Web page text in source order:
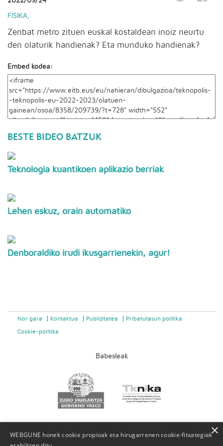
FISIKA
Zenbat metro zituen euskal kostaldean inoiz neurtu
den olaturik handienak? Eta munduko handienak?
Embed kodea:
BESTE BIDEO BATZUK
Teknologia kuantikoen aplikazio berriak
Lehen eskuz, orain automatiko
Denboraldiko irudi ikusgarrienekin, agur!
Nor gara Kontaktua Publizitatea Pribatutasun politika
Cookie-politika
Babesleak
WEBGUNE honek cookie propioak eta hirugarrenen cookie-fitxategiak×